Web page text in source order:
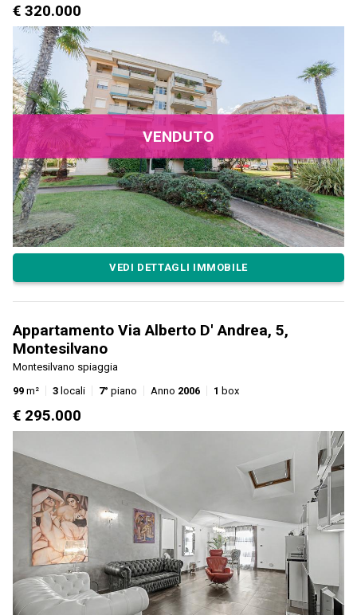
€ 320.000
VENDUTO
VEDI DETTAGLI IMMOBILE
Appartamento Via Alberto D' Andrea, 5,
Montesilvano
Montesilvano spiaggia
99 m² 3 locali 7° piano Anno 2006 1 box
€ 295.000